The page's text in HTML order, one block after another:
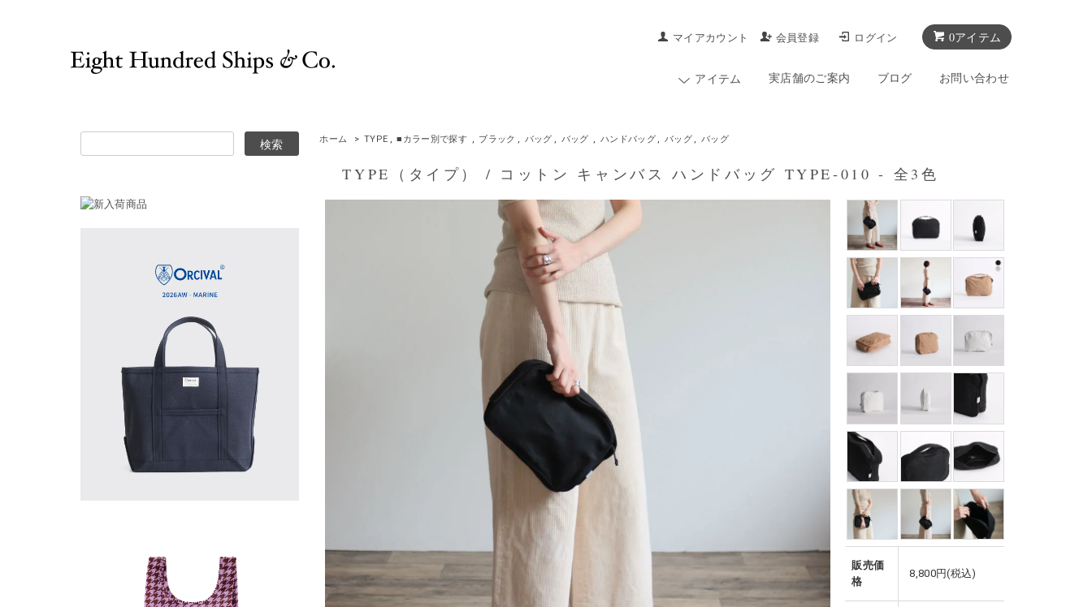
0アイテム
マイアカウント 会員登録 ログイン
アイテム 実店舗のご案内 ブログ お問い合わせ
ホーム > TYPE , ■カラー別で探す , ブラック , バッグ , バッグ , ハンドバッグ , バッグ , バッグ
TYPE（タイプ） / コットン キャンバス ハンドバッグ TYPE-010 - 全3色
販売価
格
8,800円(税込)